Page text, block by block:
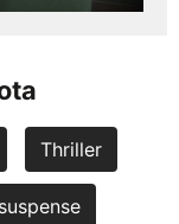
Thriller
suspense